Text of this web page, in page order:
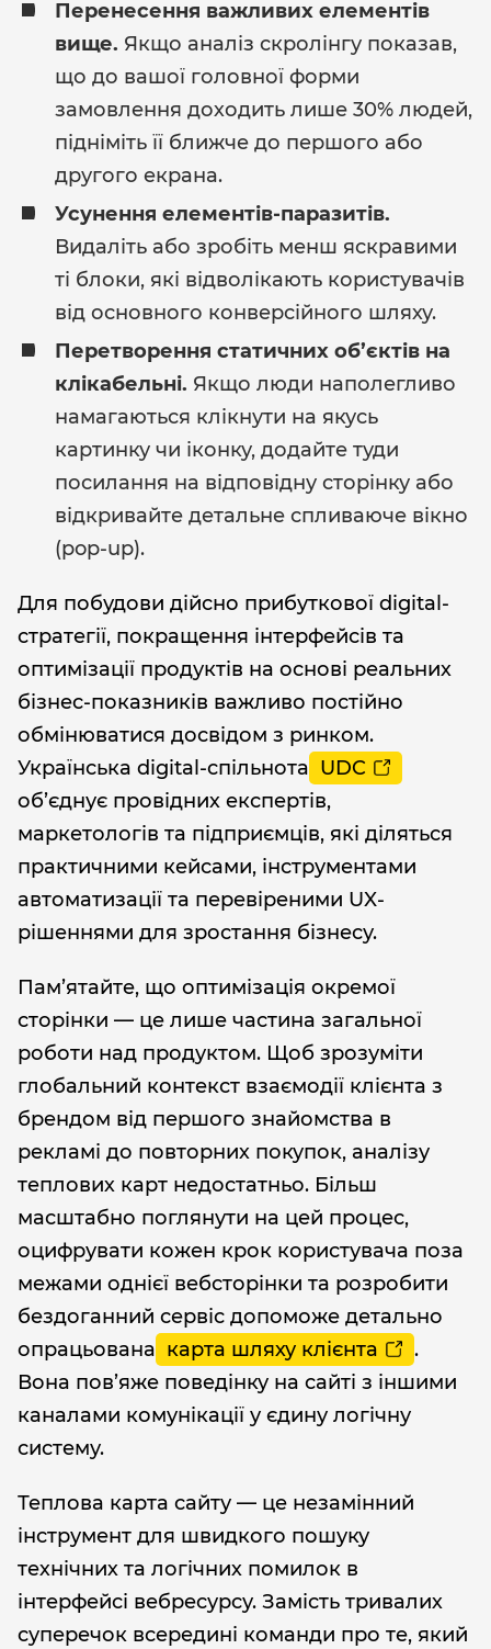
Перенесення важливих елементів
вище. Якщо аналіз скролінгу показав,
що до вашої головної форми
замовлення доходить лише 30% людей,
підніміть її ближче до першого або
другого екрана.
Усунення елементів-паразитів.
Видаліть або зробіть менш яскравими
ті блоки, які відволікають користувачів
від основного конверсійного шляху.
Перетворення статичних об’єктів на
клікабельні. Якщо люди наполегливо
намагаються клікнути на якусь
картинку чи іконку, додайте туди
посилання на відповідну сторінку або
відкривайте детальне спливаюче вікно
(pop-up).
Для побудови дійсно прибуткової digital-
стратегії, покращення інтерфейсів та
оптимізації продуктів на основі реальних
бізнес-показників важливо постійно
обмінюватися досвідом з ринком.
Українська digital-спільнота UDC
об’єднує провідних експертів,
маркетологів та підприємців, які діляться
практичними кейсами, інструментами
автоматизації та перевіреними UX-
рішеннями для зростання бізнесу.
Пам’ятайте, що оптимізація окремої
сторінки — це лише частина загальної
роботи над продуктом. Щоб зрозуміти
глобальний контекст взаємодії клієнта з
брендом від першого знайомства в
рекламі до повторних покупок, аналізу
теплових карт недостатньо. Більш
масштабно поглянути на цей процес,
оцифрувати кожен крок користувача поза
межами однієї вебсторінки та розробити
бездоганний сервіс допоможе детально
опрацьована карта шляху клієнта
.
Вона пов’яже поведінку на сайті з іншими
каналами комунікації у єдину логічну
систему.
Теплова карта сайту — це незамінний
інструмент для швидкого пошуку
технічних та логічних помилок в
інтерфейсі вебресурсу. Замість тривалих
суперечок всередині команди про те, який